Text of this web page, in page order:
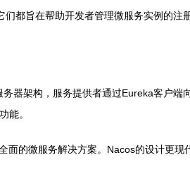
都旨在帮助开发者管理微服务实例的注
器架构，服务提供者通过Eureka客户端
能。
的微服务解决方案。Nacos的设计更现